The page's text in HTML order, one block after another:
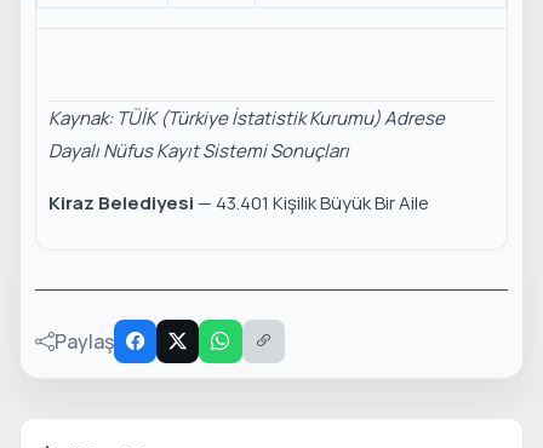
Kaynak: TÜİK (Türkiye İstatistik Kurumu) Adrese
Dayalı Nüfus Kayıt Sistemi Sonuçları
Kiraz Belediyesi — 43.401 Kişilik Büyük Bir Aile
Paylaş